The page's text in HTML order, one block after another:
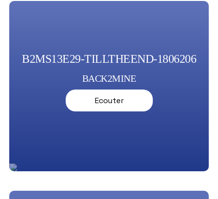
B2MS13E29-TILLTHEEND-1806206
BACK2MINE
Ecouter